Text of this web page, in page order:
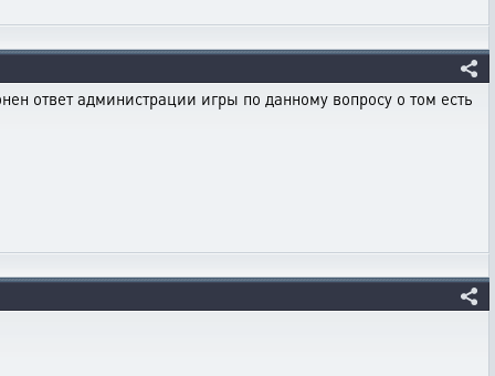
ответ администрации игры по данному вопросу о том есть